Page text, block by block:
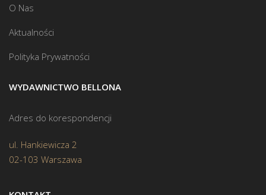
O Nas
Aktualności
Polityka Prywatności
WYDAWNICTWO BELLONA
Adres do korespondencji
ul. Hankiewicza 2
02-103 Warszawa